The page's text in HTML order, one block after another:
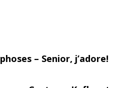
– Senior, j’adore!